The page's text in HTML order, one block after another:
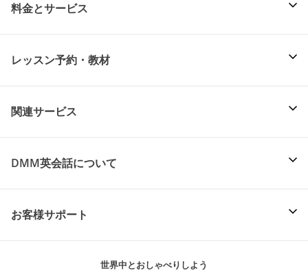
料金とサービス
レッスン予約・教材
関連サービス
DMM英会話について
お客様サポート
世界中とおしゃべりしよう